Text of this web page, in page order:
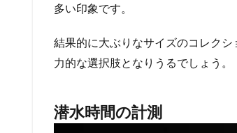
多い印象です。
結果的に大ぶりなサイズのコレク
力的な選択肢となりうるでしょう。
潜水時間の計測